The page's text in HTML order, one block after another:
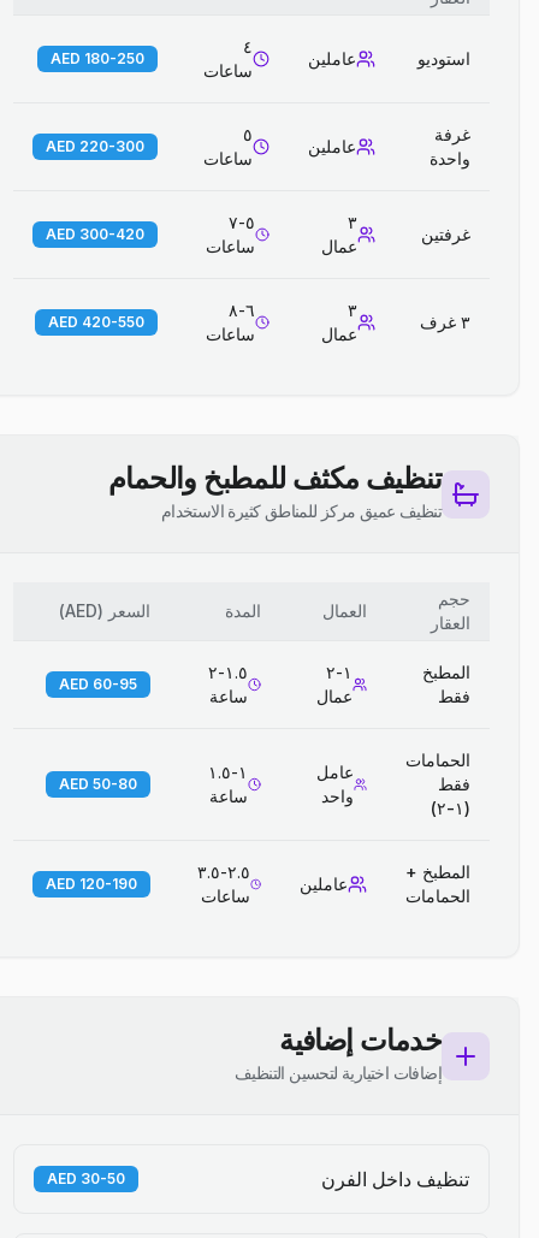
استوديو عاملين
٤
ساعات
180-250 AED
غرفة
واحدة
عاملين
٥
ساعات
220-300 AED
غرفتين
٣
عمال
٥-٧
ساعات
300-420 AED
٣ غرف
٣
عمال
٦-٨
ساعات
420-550 AED
تنظيف مكثف للمطبخ والحمام
تنظيف عميق مركز للمناطق كثيرة الاستخدام
حجم
العقار
العمال المدة السعر (
AED
)
المطبخ
فقط
١-٢
عمال
١.٥-٢
ساعة
60-95 AED
الحمامات
فقط
(١-٢)
عامل
واحد
١-١.٥
ساعة
50-80 AED
المطبخ +
الحمامات
عاملين
٢.٥-٣.٥
ساعات
120-190 AED
خدمات إضافية
إضافات اختيارية لتحسين التنظيف
تنظيف داخل الفرن 30-50 AED